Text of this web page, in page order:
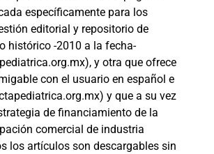
específicamente para los
editorial y repositorio de
histórico -2010 a la fecha-
y otra que ofrece
con el usuario en español e
y que a su vez
de financiamiento de la
comercial de industria
los artículos son descargables sin